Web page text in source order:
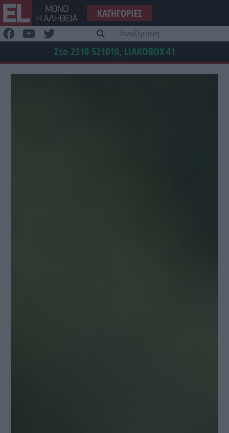
Μετάβαση
στο
περιεχόμενο
ΚΑΤΗΓΟΡΊΕΣ
Στο 2310 521010, LIAKOBOX41